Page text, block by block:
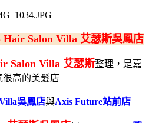
Salon Villa 艾瑟斯吳鳳店
Salon Villa 艾瑟斯整理，是嘉
很高的美髮店
吳鳳店與Axis Future站前店